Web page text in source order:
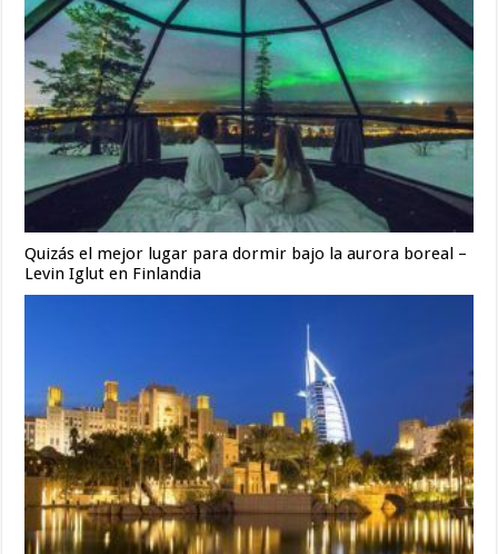
Quizás el mejor lugar para dormir bajo la aurora boreal –
Levin Iglut en Finlandia